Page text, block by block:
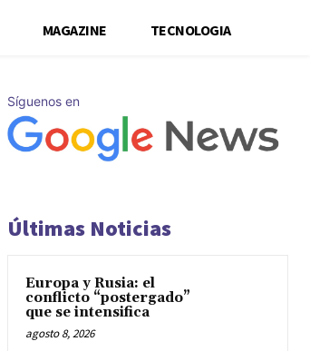
MAGAZINE TECNOLOGIA
Síguenos en
Últimas Noticias
Europa y Rusia: el
conflicto “postergado”
que se intensifica
agosto 8, 2026